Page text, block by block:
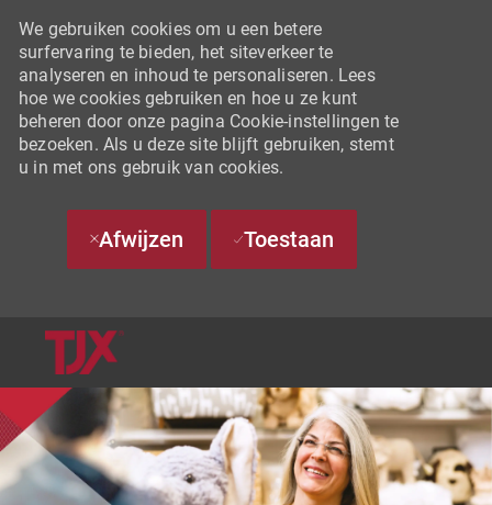
We gebruiken cookies om u een betere
surfervaring te bieden, het siteverkeer te
analyseren en inhoud te personaliseren. Lees
hoe we cookies gebruiken en hoe u ze kunt
beheren door onze pagina Cookie-instellingen te
bezoeken. Als u deze site blijft gebruiken, stemt
u in met ons gebruik van cookies.
Afwijzen Toestaan